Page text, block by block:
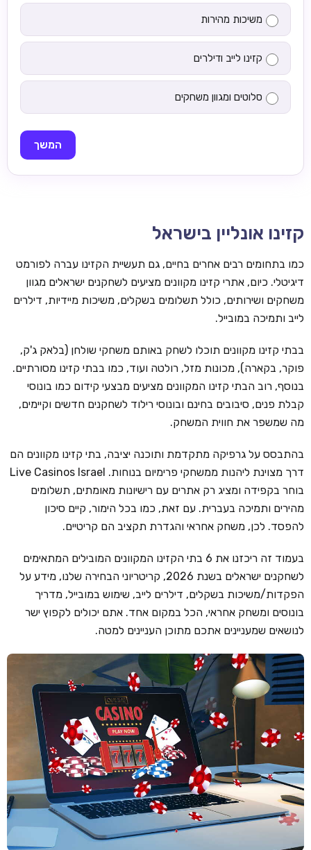
משיכות מהירות
קזינו לייב ודילרים
סלוטים ומגוון משחקים
המשך
קזינו אונליין בישראל
כמו בתחומים רבים אחרים בחיים, גם תעשיית הקזינו עברה לפורמט
דיגיטלי. כיום, אתרי קזינו מקוונים מציעים לשחקנים ישראלים מגוון
משחקים ושירותים, כולל תשלומים בשקלים, משיכות מיידיות, דילרים
לייב ותמיכה במובייל.
בבתי קזינו מקוונים תוכלו לשחק באותם משחקי שולחן (בלאק ג'ק,
פוקר, בקארה), מכונות מזל, רולטה ועוד, כמו בבתי קזינו מסורתיים.
בנוסף, רוב הבתי קזינו המקוונים מציעים מבצעי קידום כמו בונוסי
קבלת פנים, סיבובים בחינם ובונוסי רילוד לשחקנים חדשים וקיימים,
מה שמשפר את חווית המשחק.
בהתבסס על גרפיקה מתקדמת ותוכנה יציבה, בתי קזינו מקוונים הם
דרך מצוינת ליהנות ממשחקי פרימיום בנוחות. Live Casinos Israel
בוחר בקפידה ומציג רק אתרים עם רישיונות מאומתים, תשלומים
מהירים ותמיכה בעברית. עם זאת, כמו בכל הימור, קיים סיכון
להפסד. לכן, משחק אחראי והגדרת תקציב הם קריטיים.
בעמוד זה ריכזנו את 6 בתי הקזינו המקוונים המובילים המתאימים
לשחקנים ישראלים בשנת 2026, קריטריוני הבחירה שלנו, מידע על
הפקדות/משיכות בשקלים, דילרים לייב, שימוש במובייל, מדריך
בונוסים ומשחק אחראי, הכל במקום אחד. אתם יכולים לקפוץ ישר
לנושאים שמעניינים אתכם מתוכן העניינים למטה.